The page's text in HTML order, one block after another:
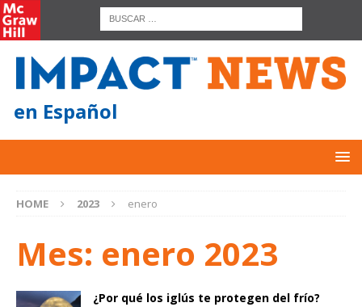
en Español
HOME 2023 enero
Mes: enero 2023
¿Por qué los iglús te protegen del frío?